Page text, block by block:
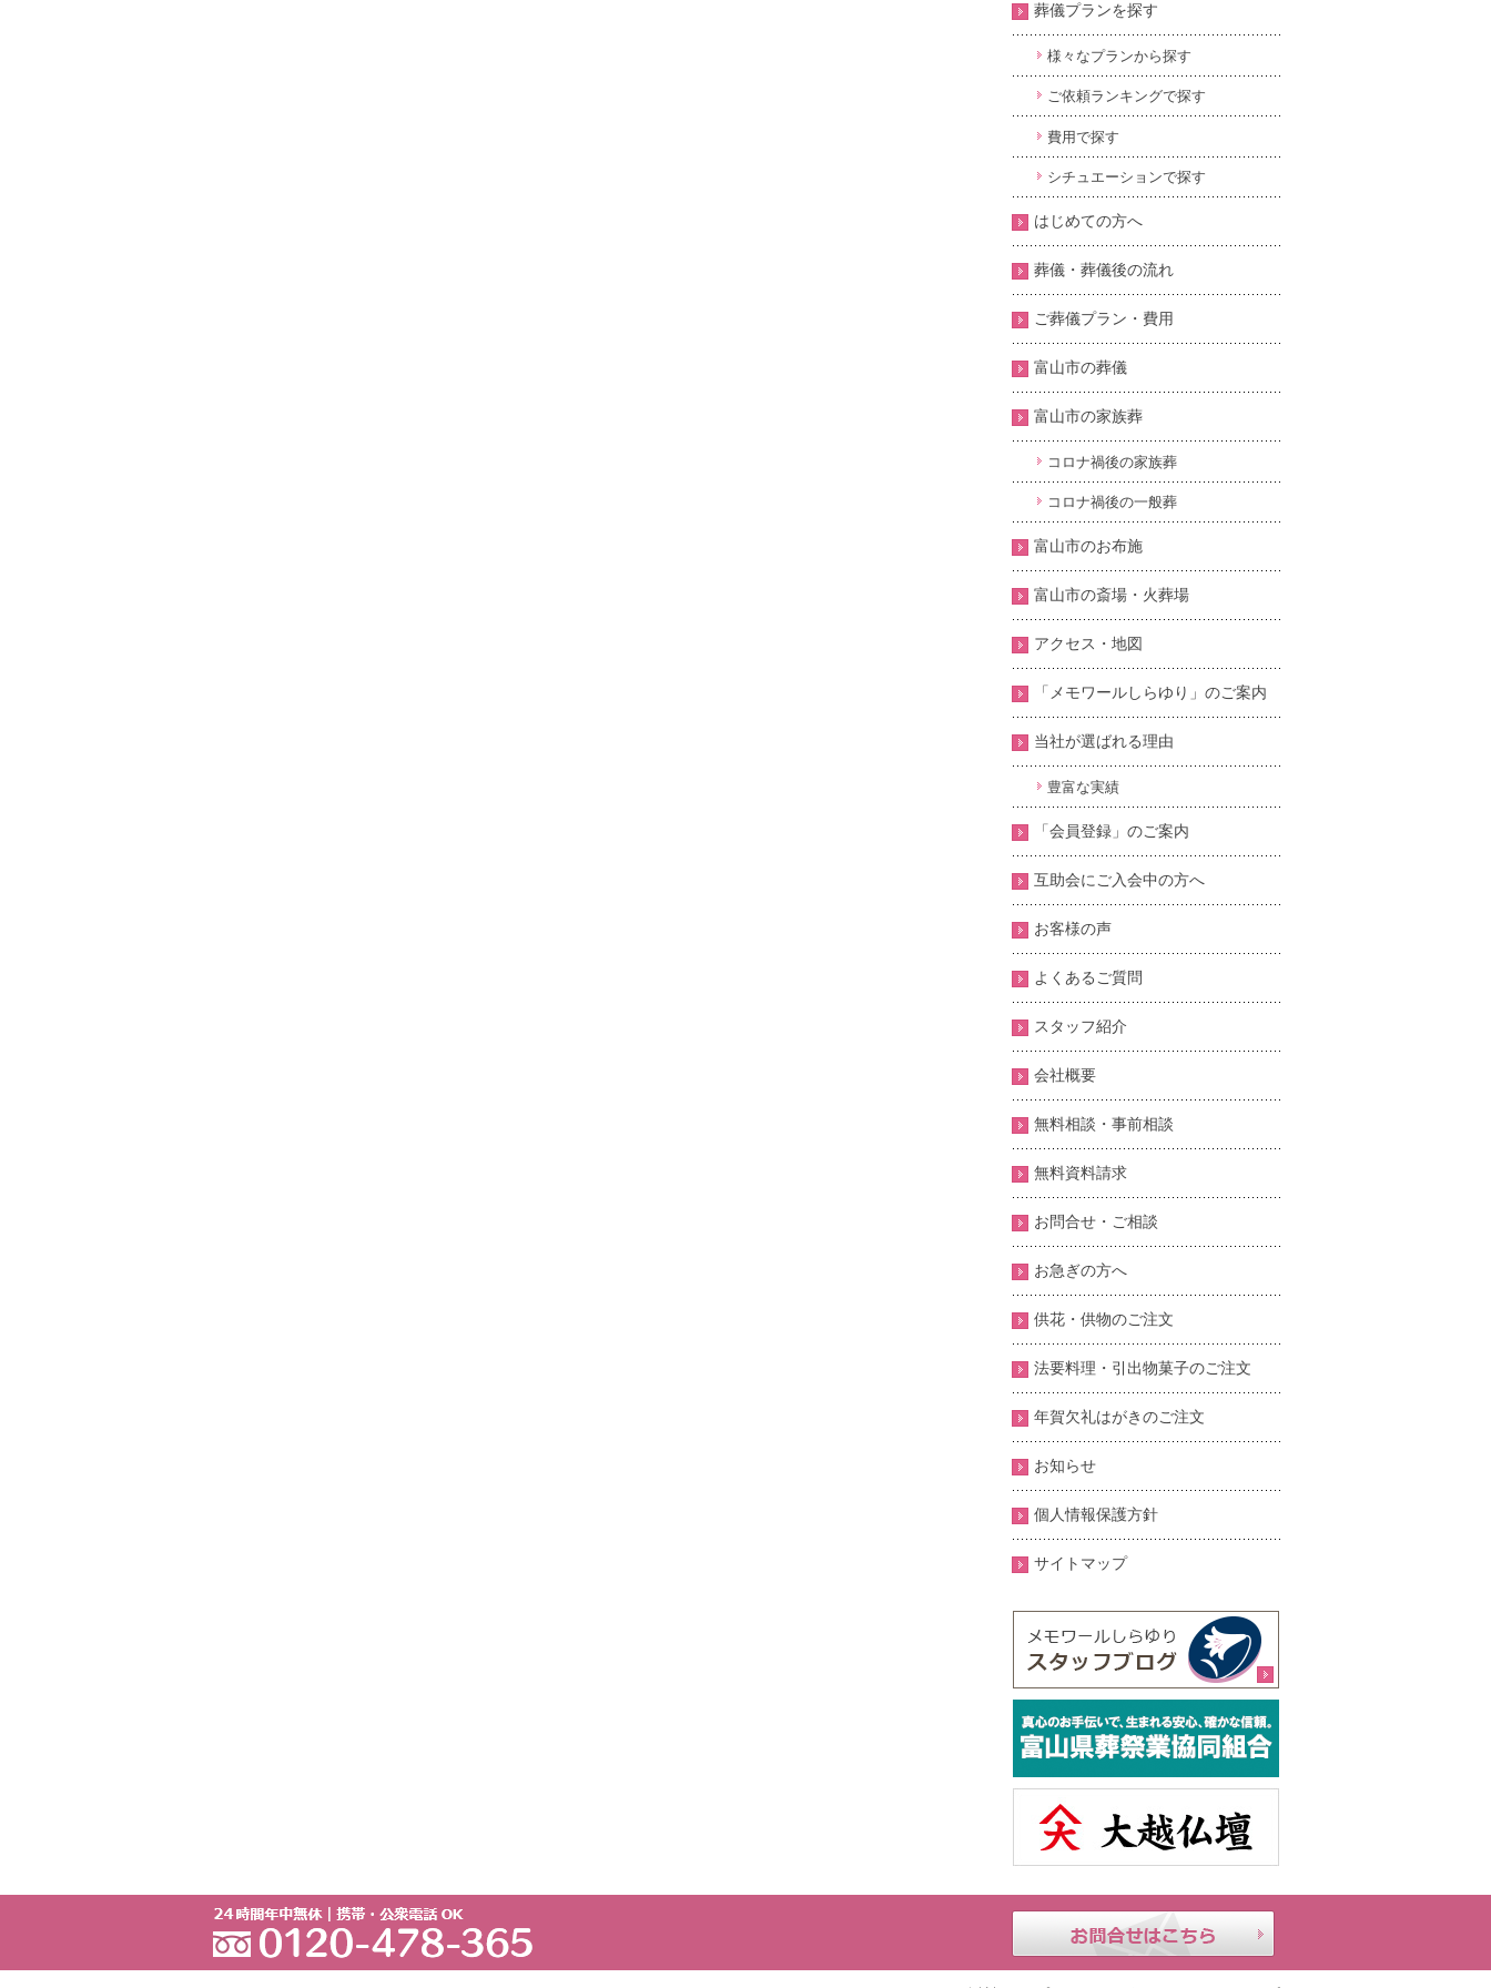
葬儀プランを探す
様々なプランから探す
ご依頼ランキングで探す
費用で探す
シチュエーションで探す
はじめての方へ
葬儀・葬儀後の流れ
ご葬儀プラン・費用
富山市の葬儀
富山市の家族葬
コロナ禍後の家族葬
コロナ禍後の一般葬
富山市のお布施
富山市の斎場・火葬場
アクセス・地図
「メモワールしらゆり」のご案内
当社が選ばれる理由
豊富な実績
「会員登録」のご案内
互助会にご入会中の方へ
お客様の声
よくあるご質問
スタッフ紹介
会社概要
無料相談・事前相談
無料資料請求
お問合せ・ご相談
お急ぎの方へ
供花・供物のご注文
法要料理・引出物菓子のご注文
年賀欠礼はがきのご注文
お知らせ
個人情報保護方針
サイトマップ
らゆ休｜